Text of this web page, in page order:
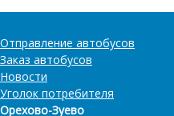
Отправление автобусов
Заказ автобусов
Новости
Уголок потребителя
Орехово-Зуево